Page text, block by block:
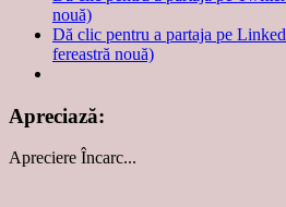
nouă)
Dă clic pentru a partaja pe
fereastră nouă)
Apreciază:
Apreciere Încarc...